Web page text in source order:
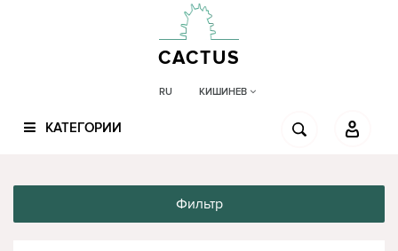
CACTUS
RU КИШИНЕВ
КАТЕГОРИИ
Фильтр